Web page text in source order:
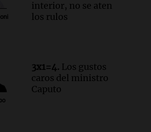
para todos
un asalto millonario a
Talamochita en Villa
interior, no se aten
los rulos
3x1=4. Los gustos
caros del ministro
Caputo